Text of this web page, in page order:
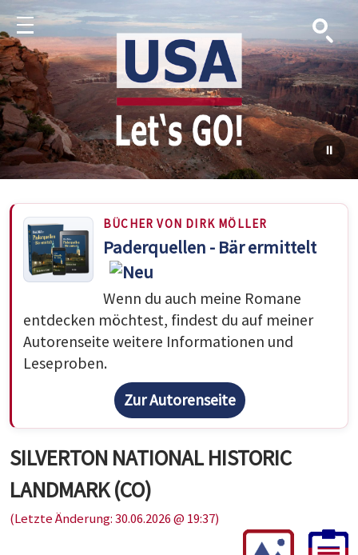
Menu Suche
BÜCHER VON DIRK MÖLLER
Paderquellen - Bär ermittelt
Wenn du auch meine Romane
entdecken möchtest, findest du auf meiner
Autorenseite weitere Informationen und
Leseproben.
Zur Autorenseite
SILVERTON NATIONAL HISTORIC
LANDMARK (CO)
(Letzte Änderung: 30.06.2026 @ 19:37)